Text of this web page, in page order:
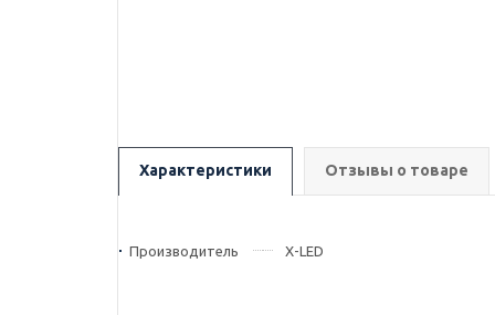
Характеристики Отзывы о товаре
Производитель X-LED